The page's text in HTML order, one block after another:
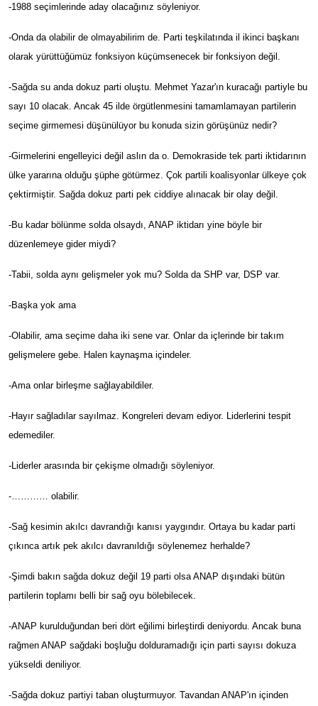
-1988 seçimlerinde aday olacağınız söyleniyor.
-Onda da olabilir de olmayabilirim de. Parti teşkilatında il ikinci başkanı
olarak yürüttüğümüz fonksiyon küçümsenecek bir fonksiyon değil.
-Sağda su anda dokuz parti oluştu. Mehmet Yazar'ın kuracağı partiyle bu
sayı 10 olacak. Ancak 45 ilde örgütlenmesini tamamlamayan partilerin
seçime girmemesi düşünülüyor bu konuda sizin görüşünüz nedir?
-Girmelerini engelleyici değil aslın da o. Demokraside tek parti iktidarının
ülke yararına olduğu şüphe götürmez. Çok partili koalisyonlar ülkeye çok
çektirmiştir. Sağda dokuz parti pek ciddiye alınacak bir olay değil.
-Bu kadar bölünme solda olsaydı, ANAP iktidarı yine böyle bir
düzenlemeye gider miydi?
-Tabii, solda aynı gelişmeler yok mu? Solda da SHP var, DSP var.
-Başka yok ama
-Olabilir, ama seçime daha iki sene var. Onlar da içlerinde bir takım
gelişmelere gebe. Halen kaynaşma içindeler.
-Ama onlar birleşme sağlayabildiler.
-Hayır sağladılar sayılmaz. Kongreleri devam ediyor. Liderlerini tespit
edemediler.
-Liderler arasında bir çekişme olmadığı söyleniyor.
-………… olabilir.
-Sağ kesimin akılcı davrandığı kanısı yaygındır. Ortaya bu kadar parti
çıkınca artık pek akılcı davranıldığı söylenemez herhalde?
-Şimdi bakın sağda dokuz değil 19 parti olsa ANAP dışındaki bütün
partilerin toplamı belli bir sağ oyu bölebilecek.
-ANAP kurulduğundan beri dört eğilimi birleştirdi deniyordu. Ancak buna
rağmen ANAP sağdaki boşluğu dolduramadığı için parti sayısı dokuza
yükseldi deniliyor.
-Sağda dokuz partiyi taban oluşturmuyor. Tavandan ANAP'ın içinden